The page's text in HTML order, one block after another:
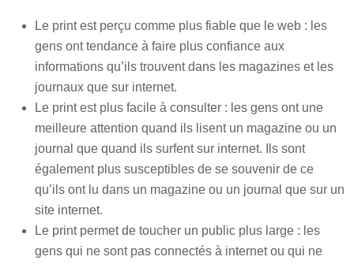
Le print est perçu comme plus fiable que le web : les
gens ont tendance à faire plus confiance aux
informations qu’ils trouvent dans les magazines et les
journaux que sur internet.
Le print est plus facile à consulter : les gens ont une
meilleure attention quand ils lisent un magazine ou un
journal que quand ils surfent sur internet. Ils sont
également plus susceptibles de se souvenir de ce
qu’ils ont lu dans un magazine ou un journal que sur un
site internet.
Le print permet de toucher un public plus large : les
gens qui ne sont pas connectés à internet ou qui ne